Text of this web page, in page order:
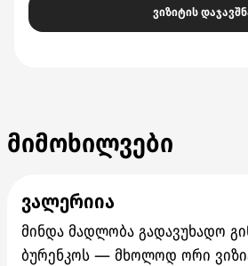
ვიზიტის
მიმოხილვები
ვალერიია
მინდა მადლობა გადავუხადო
ბურენკოს — მხოლოდ ორი